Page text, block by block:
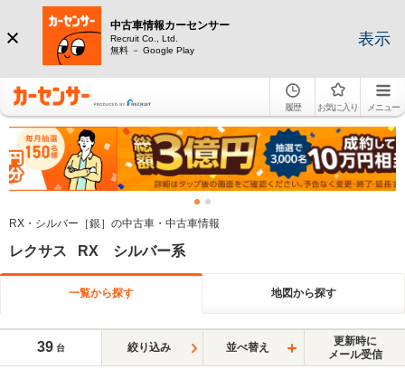
中古車情報カーセンサー
Recruit Co., Ltd.
無料 － Google Play
表示
履歴 お気に入り メニュー
RX・シルバー［銀］の中古車・中古車情報
レクサス RX シルバー系
一覧から探す 地図から探す
39 台 絞り込み 並べ替え
更新時に
メール受信